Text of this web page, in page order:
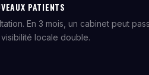
PATIENTS
En 3 mois, un cabinet peut
locale double.